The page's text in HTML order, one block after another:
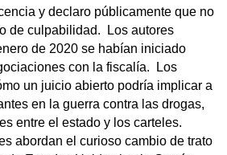
y declaro públicamente que no
de culpabilidad. Los autores
de 2020 se habían iniciado
con la fiscalía. Los
un juicio abierto podría implicar a
en la guerra contra las drogas,
entre el estado y los carteles.
abordan el curioso cambio de trato